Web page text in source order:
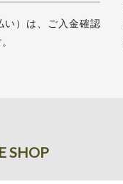
い）は、ご入金確認
SHOP